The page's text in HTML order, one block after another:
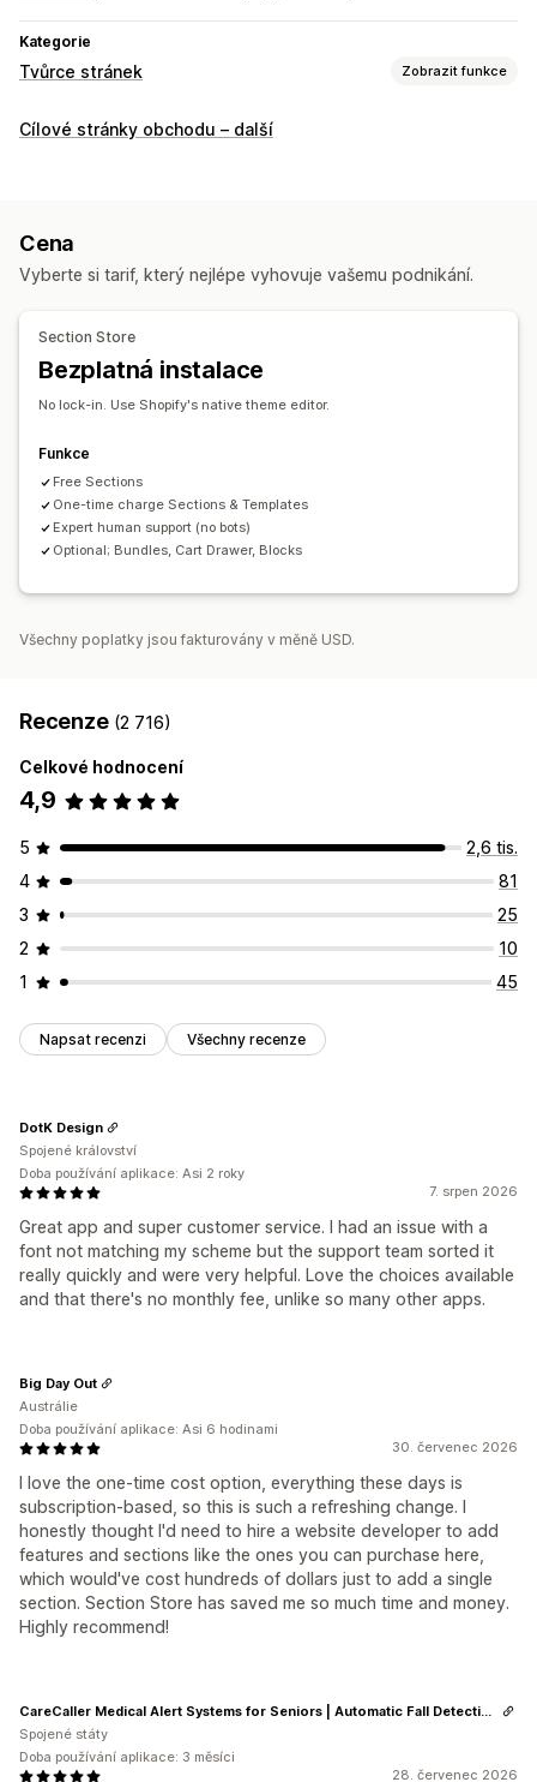
Kategorie
Tvůrce stránek Zobrazit funkce
Typy stránek
Stránky košíku
Automaticky otevíraná okna
Formuláře Stránky 404
Stránka Recenze
Vlastní stránky
Nástroj Editor
Globální sekce
Generování pomocí umělé inteligence
Responzivní design pro mobilní zařízení
Cílové stránky obchodu – další
Cena
Vyberte si tarif, který nejlépe vyhovuje vašemu podnikání.
Section Store
Bezplatná instalace
No lock-in. Use Shopify's native theme editor.
Funkce
Free Sections
One-time charge Sections & Templates
Expert human support (no bots)
Optional; Bundles, Cart Drawer, Blocks
Všechny poplatky jsou fakturovány v měně USD.
Recenze (2 716)
Celkové hodnocení
4,9
5
2,6 tis.
4
81
3
25
2
10
1
45
Napsat recenzi Všechny recenze
7. srpen 2026
Great app and super customer service. I had an issue with a
font not matching my scheme but the support team sorted it
really quickly and were very helpful. Love the choices available
and that there's no monthly fee, unlike so many other apps.
DotK Design
Spojené království
Doba používání aplikace: Asi 2 roky
30. červenec 2026
I love the one-time cost option, everything these days is
subscription-based, so this is such a refreshing change. I
honestly thought I'd need to hire a website developer to add
features and sections like the ones you can purchase here,
which would've cost hundreds of dollars just to add a single
section. Section Store has saved me so much time and money.
Highly recommend!
Big Day Out
Austrálie
Doba používání aplikace: Asi 6 hodinami
28. červenec 2026
CareCaller Medical Alert Systems for Seniors | Automatic Fall Detection & GPS Tracking
Spojené státy
Doba používání aplikace: 3 měsíci